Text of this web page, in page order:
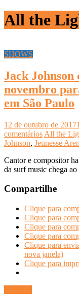
All the
SHOWS
Jack Johnson
novembro
em São Paulo
12 de outubro de 2017
comentários All the
Johnson, Jeunesse
Cantor e compositor
da surf music chega ao
Compartilhe
Clique para
Clique para
Clique para
Clique para
Clique para
nova janela)
Clique para